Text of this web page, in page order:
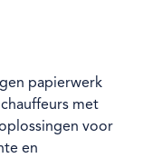
papierwerk
met
voor
en